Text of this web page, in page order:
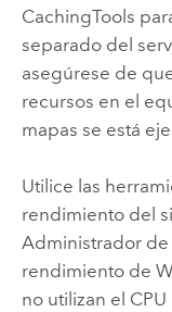
CachingTools
separado del
asegúrese de
recursos en el
mapas se está
Utilice las
rendimiento del
Administrador
rendimiento de
no utilizan el